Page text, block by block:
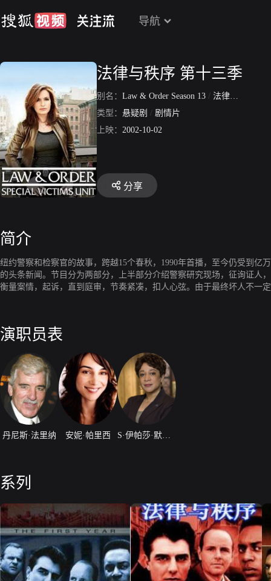
导航
法律与秩序 第十三季
别名： Law & Order Season 13 / 法律与秩序第13季
类型： 悬疑剧 / 剧情片
上映： 2002-10-02
分享
简介
纽约警察和检察官的故事，跨越15个春秋，1990年首播，至今仍受到
的头条新闻。节目分为两部分，上半部分介绍警察研究现场，征询证人
衡量案情，起诉，直到庭审，节奏紧凑，扣人心弦。由于最终坏人不一
演职员表
丹尼斯·法里纳 安妮·帕里西
系列